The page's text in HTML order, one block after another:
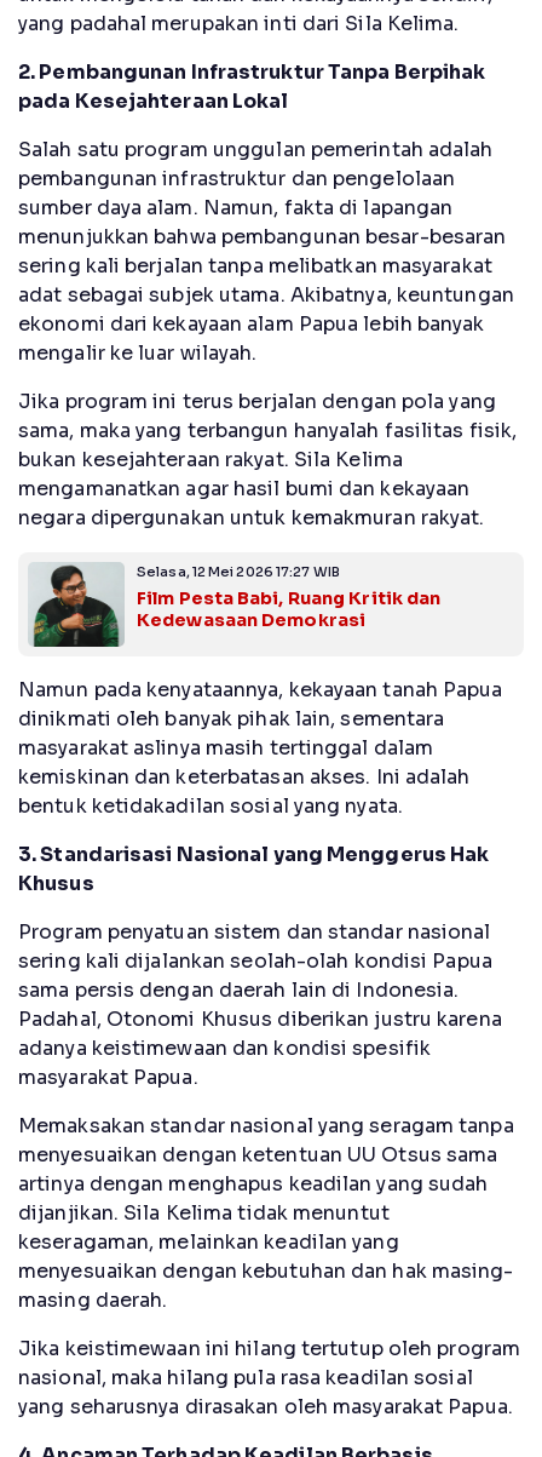
yang padahal merupakan inti dari Sila Kelima.
2. Pembangunan Infrastruktur Tanpa Berpihak
pada Kesejahteraan Lokal
Salah satu program unggulan pemerintah adalah
pembangunan infrastruktur dan pengelolaan
sumber daya alam. Namun, fakta di lapangan
menunjukkan bahwa pembangunan besar-besaran
sering kali berjalan tanpa melibatkan masyarakat
adat sebagai subjek utama. Akibatnya, keuntungan
ekonomi dari kekayaan alam Papua lebih banyak
mengalir ke luar wilayah.
Jika program ini terus berjalan dengan pola yang
sama, maka yang terbangun hanyalah fasilitas fisik,
bukan kesejahteraan rakyat. Sila Kelima
mengamanatkan agar hasil bumi dan kekayaan
negara dipergunakan untuk kemakmuran rakyat.
Selasa, 12 Mei 2026 17:27 WIB
Film Pesta Babi, Ruang Kritik dan
Kedewasaan Demokrasi
Namun pada kenyataannya, kekayaan tanah Papua
dinikmati oleh banyak pihak lain, sementara
masyarakat aslinya masih tertinggal dalam
kemiskinan dan keterbatasan akses. Ini adalah
bentuk ketidakadilan sosial yang nyata.
3. Standarisasi Nasional yang Menggerus Hak
Khusus
Program penyatuan sistem dan standar nasional
sering kali dijalankan seolah-olah kondisi Papua
sama persis dengan daerah lain di Indonesia.
Padahal, Otonomi Khusus diberikan justru karena
adanya keistimewaan dan kondisi spesifik
masyarakat Papua.
Memaksakan standar nasional yang seragam tanpa
menyesuaikan dengan ketentuan UU Otsus sama
artinya dengan menghapus keadilan yang sudah
dijanjikan. Sila Kelima tidak menuntut
keseragaman, melainkan keadilan yang
menyesuaikan dengan kebutuhan dan hak masing-
masing daerah.
Jika keistimewaan ini hilang tertutup oleh program
nasional, maka hilang pula rasa keadilan sosial
yang seharusnya dirasakan oleh masyarakat Papua.